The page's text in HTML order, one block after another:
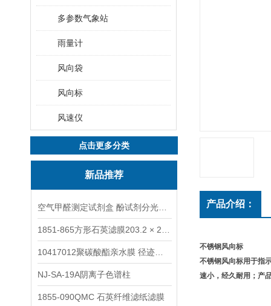
多参数气象站
雨量计
风向袋
风向标
风速仪
点击更多分类
新品推荐
NJ-SA-19A阴离子色谱柱
1855-090QMC 石英纤维滤纸滤膜
产品介绍：
不锈钢风向标
不锈钢风向标用于指
速小，经久耐用；产